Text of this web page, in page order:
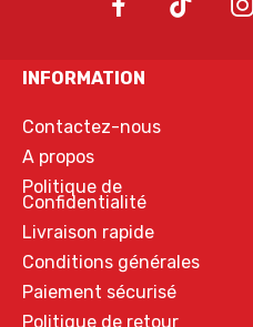
INFORMATION
Contactez-nous
A propos
Politique de
Confidentialité
Livraison rapide
Conditions générales
Paiement sécurisé
Politique de retour